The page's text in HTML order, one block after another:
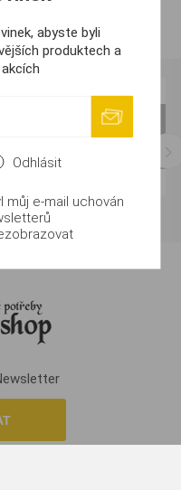
abyste byli
produktech a
Odhlásit
můj e-mail uchován